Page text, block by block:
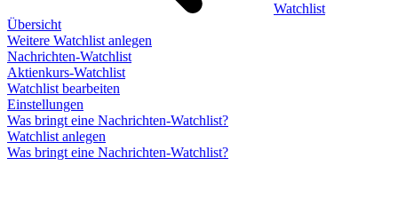
Watchlist
Übersicht
Weitere Watchlist anlegen
Nachrichten-Watchlist
Aktienkurs-Watchlist
Watchlist bearbeiten
Einstellungen
Was bringt eine Nachrichten-Watchlist?
Watchlist anlegen
Was bringt eine Nachrichten-Watchlist?